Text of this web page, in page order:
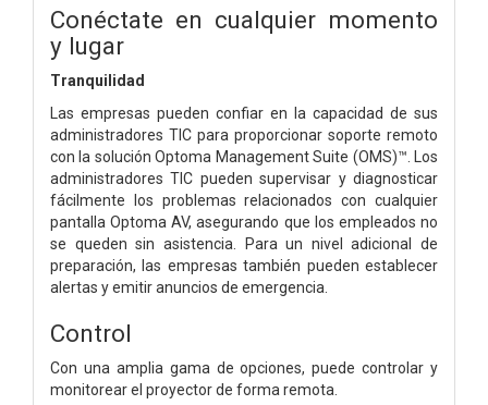
Conéctate en cualquier momento
y lugar
Tranquilidad
Las empresas pueden confiar en la capacidad de sus
administradores TIC para proporcionar soporte remoto
con la solución Optoma Management Suite (OMS)™. Los
administradores TIC pueden supervisar y diagnosticar
fácilmente los problemas relacionados con cualquier
pantalla Optoma AV, asegurando que los empleados no
se queden sin asistencia. Para un nivel adicional de
preparación, las empresas también pueden establecer
alertas y emitir anuncios de emergencia.
Control
Con una amplia gama de opciones, puede controlar y
monitorear el proyector de forma remota.